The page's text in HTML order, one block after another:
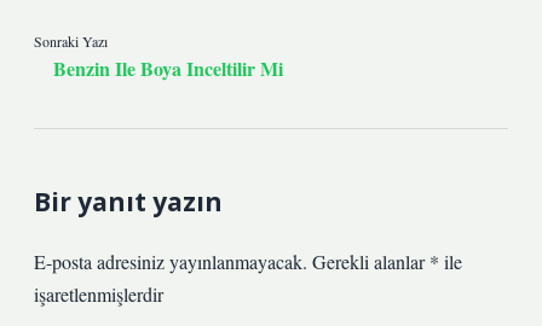
Sonraki Yazı
Benzin Ile Boya Inceltilir Mi
Bir yanıt yazın
E-posta adresiniz yayınlanmayacak. Gerekli alanlar* ile
işaretlenmişlerdir